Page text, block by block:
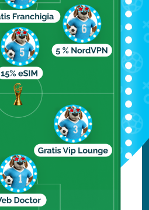
le spese mediche,
garantisce il
spese in caso di
Per le spese minori
farmaci, ad
più facile anticipare il
che Le verranno
- previa
contrattuali- al
per questo è
le ricevute.